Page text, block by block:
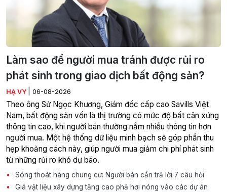
Làm sao để người mua tránh được rủi ro
phát sinh trong giao dịch bất động sản?
HẠ VY 06-08-2026
Theo ông Sử Ngọc Khương, Giám đốc cấp cao Savills Việt
Nam, bất động sản vốn là thị trường có mức độ bất cân xứng
thông tin cao, khi người bán thường nắm nhiều thông tin hơn
người mua. Một hệ thống dữ liệu minh bạch sẽ góp phần thu
hẹp khoảng cách này, giúp người mua giảm chi phí phát sinh
từ những rủi ro khó dự báo.
Sóng thoát hàng chung cư: Người bán cần trả lời 7 câu hỏi
Giá vật liệu xây dựng tăng cao phả hơi nóng vào các dự án